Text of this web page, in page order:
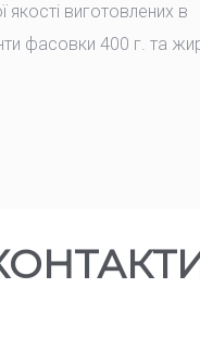
якості виготовлених в
фасовки 400 г. та